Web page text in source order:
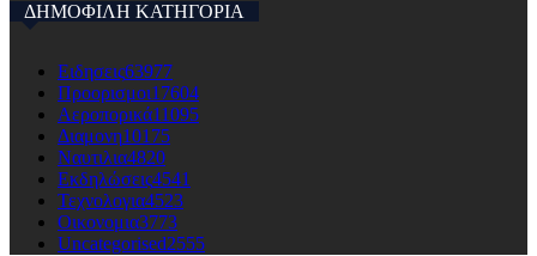
ΔΗΜΟΦΙΛΗ ΚΑΤΗΓΟΡΙΑ
Ειδησεις63977
Προορισμοι17604
Αεροπορικά11095
Διαμονη10175
Ναυτιλια4820
Εκδηλώσεις4541
Τεχνολογια4523
Οικονομια3773
Uncategorised2555